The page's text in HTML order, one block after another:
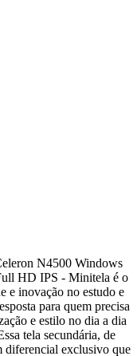
N4500 Windows
HD IPS - Minitela é o
e inovação no estudo e
para quem precisa
e estilo no dia a dia
tela secundária, de
diferencial exclusivo que